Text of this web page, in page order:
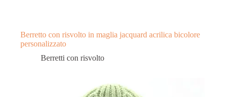
Berretto con risvolto in maglia jacquard acrilica bicolore
personalizzato
Berretti con risvolto